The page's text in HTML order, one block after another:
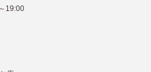
19:00